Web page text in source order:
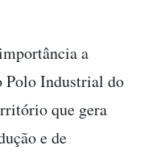
a
Polo Industrial do
que gera
e de